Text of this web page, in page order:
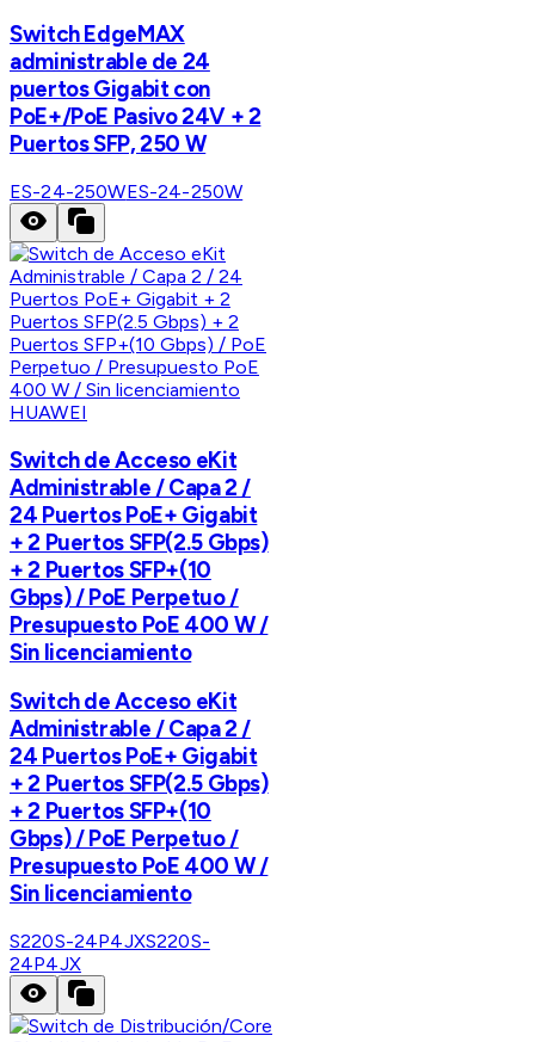
Switch EdgeMAX
administrable de 24
puertos Gigabit con
PoE+/PoE Pasivo 24V + 2
Puertos SFP, 250 W
ES-24-250WES-24-250W
HUAWEI
Switch de Acceso eKit
Administrable / Capa 2 /
24 Puertos PoE+ Gigabit
+ 2 Puertos SFP(2.5 Gbps)
+ 2 Puertos SFP+(10
Gbps) / PoE Perpetuo /
Presupuesto PoE 400 W /
Sin licenciamiento
Switch de Acceso eKit
Administrable / Capa 2 /
24 Puertos PoE+ Gigabit
+ 2 Puertos SFP(2.5 Gbps)
+ 2 Puertos SFP+(10
Gbps) / PoE Perpetuo /
Presupuesto PoE 400 W /
Sin licenciamiento
S220S-24P4JXS220S-
24P4JX